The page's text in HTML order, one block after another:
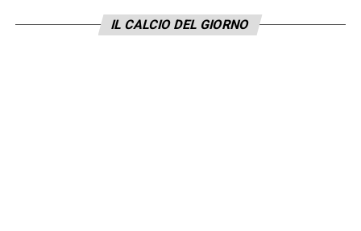
giocato. Di essere offensivi e fare le cose
per bene perchè è una partita importante.
IL CALCIO DEL GIORNO